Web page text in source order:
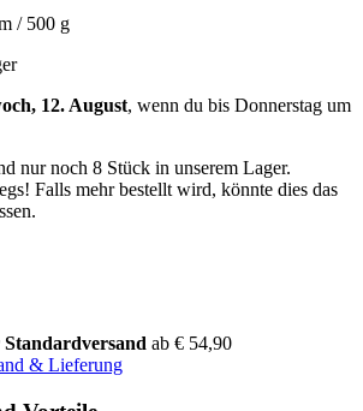
/ 500 g
12. August, wenn du bis Donnerstag um
nur noch 8 Stück in unserem Lager.
Falls mehr bestellt wird, könnte dies das
Standardversand ab € 54,90
& Lieferung